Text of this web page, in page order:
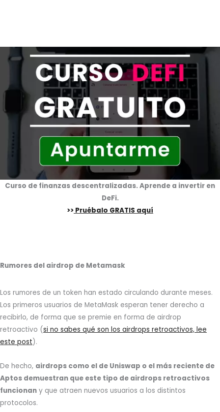
Curso de finanzas descentralizadas. Aprende a invertir en
DeFi.
>> Pruébalo GRATIS aquí
Rumores del airdrop de Metamask
Los rumores de un token han estado circulando durante meses.
Los primeros usuarios de MetaMask esperan tener derecho a
recibirlo, de forma que se premie en forma de airdrop
retroactivo (si no sabes qué son los airdrops retroactivos, lee
este post).
De hecho, airdrops como el de Uniswap o el más reciente de
Aptos demuestran que este tipo de airdrops retroactivos
funcionan y que atraen nuevos usuarios a los distintos
protocolos.